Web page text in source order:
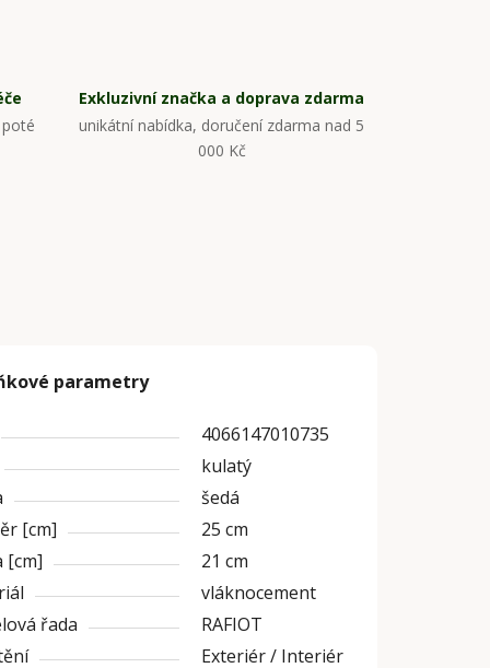
Exkluzivní značka a doprava zdarma
unikátní nabídka, doručení zdarma nad 5
000 Kč
parametry
4066147010735
kulatý
šedá
[cm]
25 cm
[cm]
21 cm
vláknocement
řada
RAFIOT
Exteriér / Interiér